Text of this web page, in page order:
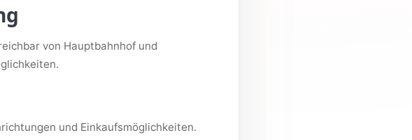
von Hauptbahnhof und
und Einkaufsmöglichkeiten.